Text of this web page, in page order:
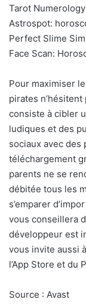
Tarot
Astrospot:
Perfect Slime
Face Scan:
Pour maximiser
pirates
consiste à cibler
ludiques et des
sociaux avec des
téléchargement
parents ne se
débitée tous les
s’emparer
vous conseillera
développeur est
vous invite aussi
l’App Store et du
Source : Avast